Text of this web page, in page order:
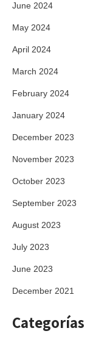
June 2024
May 2024
April 2024
March 2024
February 2024
January 2024
December 2023
November 2023
October 2023
September 2023
August 2023
July 2023
June 2023
December 2021
Categorías